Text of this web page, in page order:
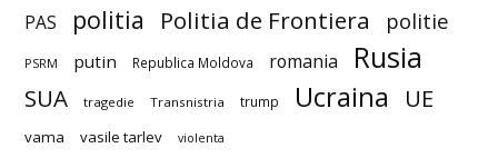
PAS politia Politia de Frontiera politie
PSRM putin Republica Moldova romania Rusia
SUA tragedie Transnistria trump Ucraina UE
vama vasile tarlev violenta